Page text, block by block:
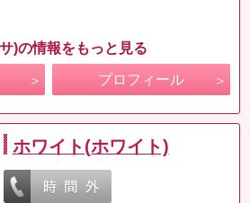
)の情報をもっと見る
プロフィール
ホワイト(ホワイト)